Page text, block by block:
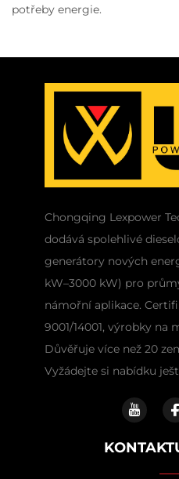
potřeby energie.
Chongqing Lexpower
dodává spolehlivé
generátory nových
kW–3000 kW) pro
námořní aplikace.
9001/14001, výrobky na
Důvěřuje více než 20
Vyžádejte si nabídku